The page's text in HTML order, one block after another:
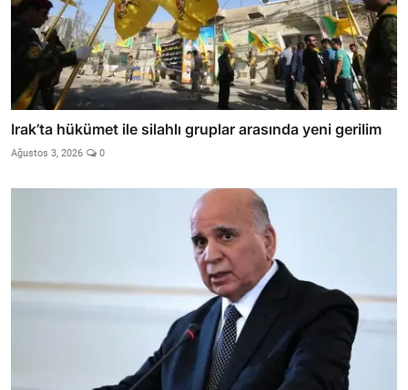
Irak’ta hükümet ile silahlı gruplar arasında yeni gerilim
Ağustos 3, 2026 0